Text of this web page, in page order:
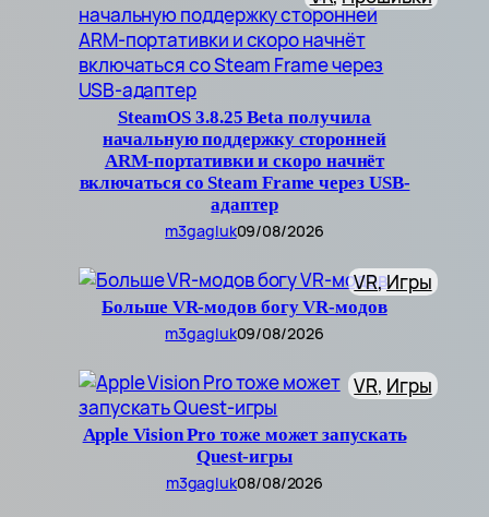
SteamOS 3.8.25 Beta получила
начальную поддержку сторонней
ARM-портативки и скоро начнёт
включаться со Steam Frame через USB-
адаптер
m3gagluk09/08/2026
Больше VR-модов богу VR-модов
VR, Игры
m3gagluk09/08/2026
Apple Vision Pro тоже может запускать
Quest-игры
VR, Игры
m3gagluk08/08/2026